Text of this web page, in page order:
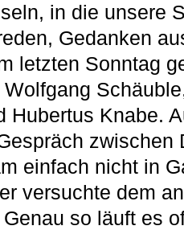
in die unsere
Gedanken
letzten Sonntag
Hubertus Knabe.
zwischen
einfach nicht in
versuchte dem
so läuft es